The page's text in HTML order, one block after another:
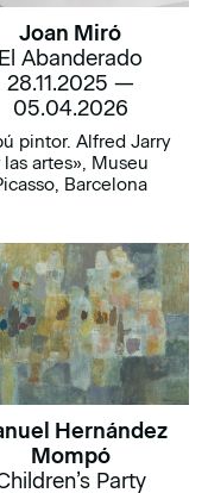
Joan Miró
El Abanderado
28.11.2025 —
05.04.2026
pintor. Alfred Jarry
las artes», Museu
Barcelona
Hernández
Mompó
Party